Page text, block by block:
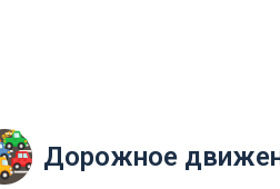
Дорожное